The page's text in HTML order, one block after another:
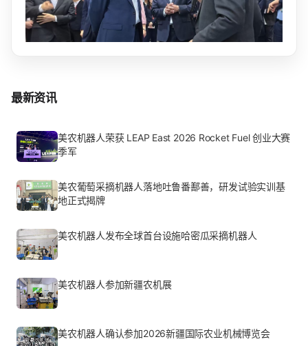
最新资讯
美农机器人荣获 LEAP East 2026 Rocket Fuel 创业大赛
季军
美农葡萄采摘机器人落地吐鲁番鄯善，研发试验实训基
地正式揭牌
美农机器人发布全球首台设施哈密瓜采摘机器人
美农机器人参加新疆农机展
美农机器人确认参加2026新疆国际农业机械博览会